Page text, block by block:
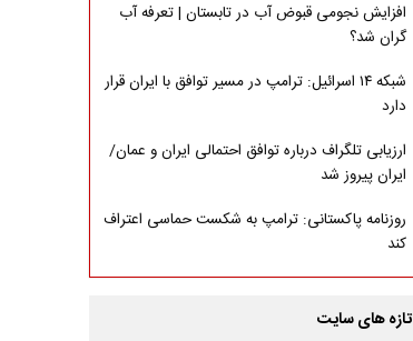
افزایش نجومی قبوض آب در تابستان | تعرفه آب
گران شد؟
شبکه ۱۴ اسرائیل: ترامپ در مسیر توافق با ایران قرار
دارد
ارزیابی تلگراف درباره توافق احتمالی ایران و عمان/
ایران پیروز شد
روزنامه پاکستانی: ترامپ به شکست حماسی اعتراف
کند
تازه های سایت